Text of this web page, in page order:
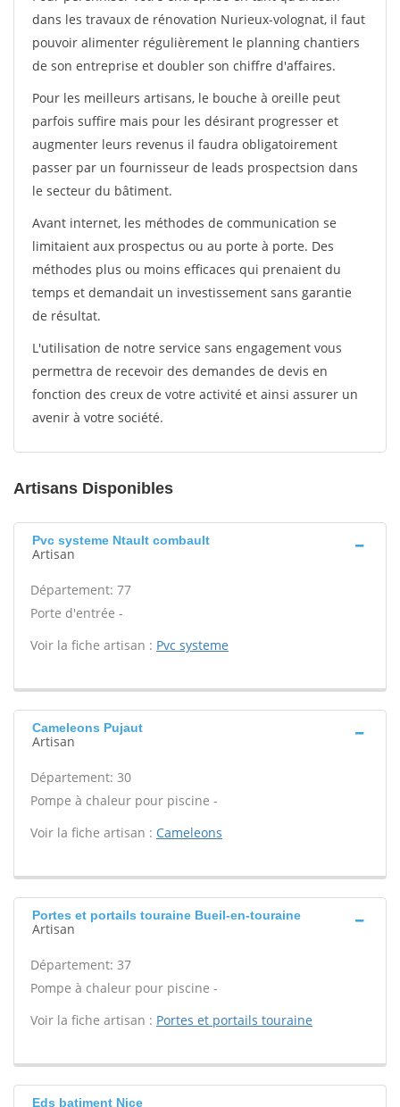
dans les travaux de rénovation Nurieux-volognat, il faut
pouvoir alimenter régulièrement le planning chantiers
de son entreprise et doubler son chiffre d'affaires.
Pour les meilleurs artisans, le bouche à oreille peut
parfois suffire mais pour les désirant progresser et
augmenter leurs revenus il faudra obligatoirement
passer par un fournisseur de leads prospectsion dans
le secteur du bâtiment.
Avant internet, les méthodes de communication se
limitaient aux prospectus ou au porte à porte. Des
méthodes plus ou moins efficaces qui prenaient du
temps et demandait un investissement sans garantie
de résultat.
L'utilisation de notre service sans engagement vous
permettra de recevoir des demandes de devis en
fonction des creux de votre activité et ainsi assurer un
avenir à votre société.
Artisans Disponibles
Pvc systeme Ntault combault
Artisan
Département: 77
Porte d'entrée -
Voir la fiche artisan : Pvc systeme
Cameleons Pujaut
Artisan
Département: 30
Pompe à chaleur pour piscine -
Voir la fiche artisan : Cameleons
Portes et portails touraine Bueil-en-touraine
Artisan
Département: 37
Pompe à chaleur pour piscine -
Voir la fiche artisan : Portes et portails touraine
Eds batiment Nice